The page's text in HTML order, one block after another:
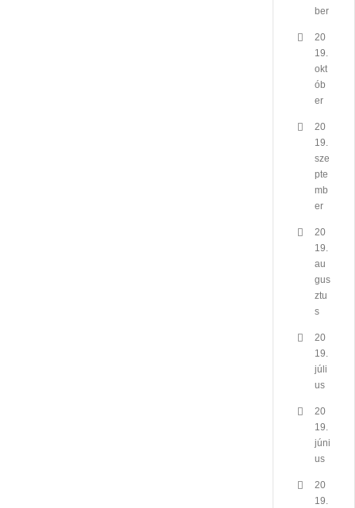
ber
20
19.
okt
ób
er
20
19.
sze
pte
mb
er
20
19.
au
gus
ztu
s
20
19.
júli
us
20
19.
júni
us
20
19.